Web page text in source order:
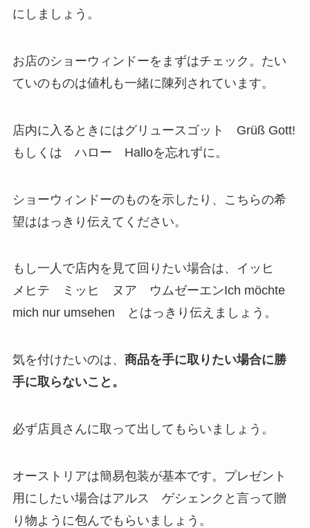
にしましょう。
お店のショーウィンドーをまずはチェック。たい
ていのものは値札も一緒に陳列されています。
店内に入るときにはグリュースゴット Grüß Gott!
もしくは ハロー Halloを忘れずに。
ショーウィンドーのものを示したり、こちらの希
望ははっきり伝えてください。
もし一人で店内を見て回りたい場合は、イッヒ
メヒテ ミッヒ ヌア ウムゼーエンIch möchte
mich nur umsehen とはっきり伝えましょう。
気を付けたいのは、 商品を手に取りたい場合に勝
手に取らないこと。
必ず店員さんに取って出してもらいましょう。
オーストリアは簡易包装が基本です。プレゼント
用にしたい場合はアルス ゲシェンクと言って贈
り物ように包んでもらいましょう。